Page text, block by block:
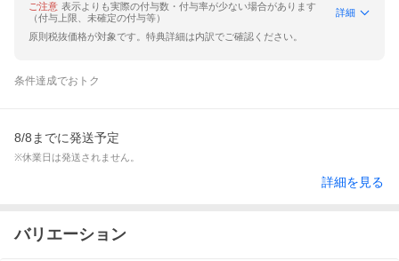
ご注意 表示よりも実際の付与数・付与率が少ない場合があります
（付与上限、未確定の付与等）
詳細
原則税抜価格が対象です。特典詳細は内訳でご確認ください。
条件達成でおトク
8/8までに発送予定
※休業日は発送されません。
詳細を見る
バリエーション